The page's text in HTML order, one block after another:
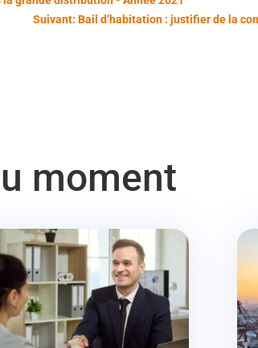
Suivant: Bail d’habitation : justifier de la
moment